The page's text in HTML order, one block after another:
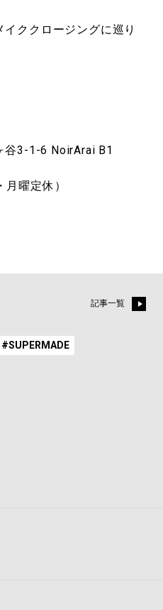
ククロージングに巡り
谷3-1-6 NoirArai B1
曜定休）
記事一覧
#SUPERMADE